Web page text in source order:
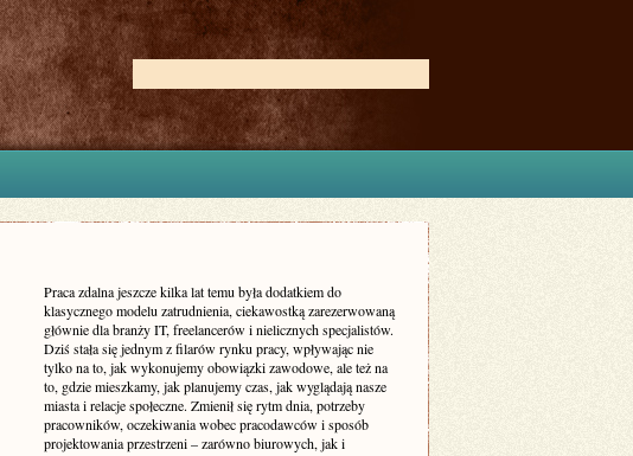
Praca zdalna jeszcze kilka lat temu była dodatkiem do
klasycznego modelu zatrudnienia, ciekawostką zarezerwowaną
głównie dla branży IT, freelancerów i nielicznych specjalistów.
Dziś stała się jednym z filarów rynku pracy, wpływając nie
tylko na to, jak wykonujemy obowiązki zawodowe, ale też na
to, gdzie mieszkamy, jak planujemy czas, jak wyglądają nasze
miasta i relacje społeczne. Zmienił się rytm dnia, potrzeby
pracowników, oczekiwania wobec pracodawców i sposób
projektowania przestrzeni – zarówno biurowych, jak i